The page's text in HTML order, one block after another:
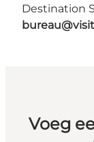
Destination
Voeg